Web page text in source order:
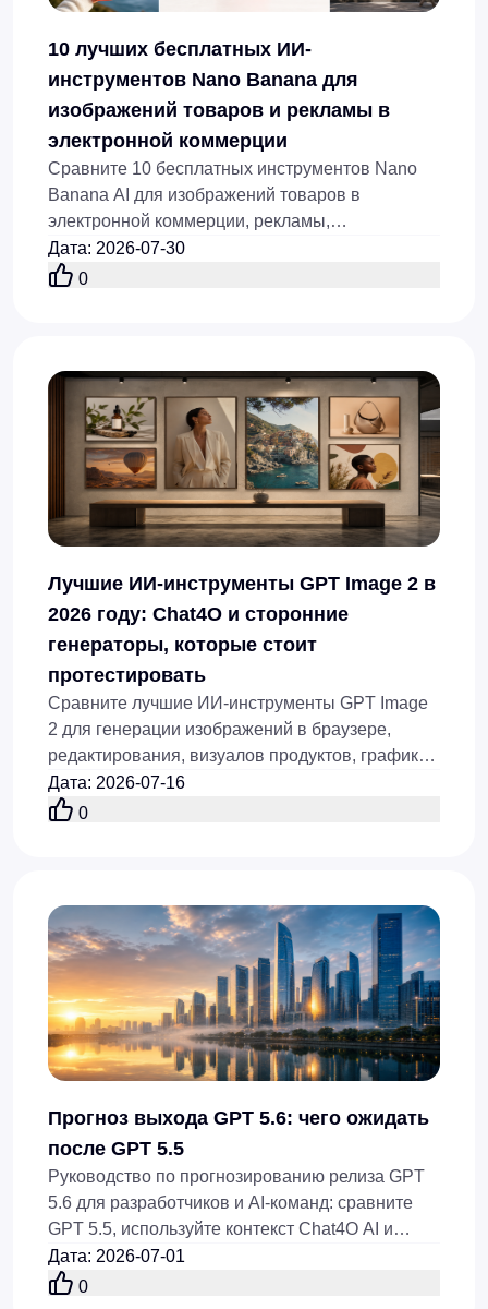
10 лучших бесплатных ИИ-
инструментов Nano Banana для
изображений товаров и рекламы в
электронной коммерции
Сравните 10 бесплатных инструментов Nano
Banana AI для изображений товаров в
электронной коммерции, рекламы,
редактирования фона, UGC-креативов, fashion-
визуалов и быстрой автоматизации
Дата: 2026-07-30
0
Лучшие ИИ‑инструменты GPT Image 2 в
2026 году: Chat4O и сторонние
генераторы, которые стоит
протестировать
Сравните лучшие ИИ‑инструменты GPT Image
2 для генерации изображений в браузере,
редактирования, визуалов продуктов, графики
для соцсетей, референсных изображений и
рабочих процессов через API в 2026 году.
Дата: 2026-07-16
0
Прогноз выхода GPT 5.6: чего ожидать
после GPT 5.5
Руководство по прогнозированию релиза GPT
5.6 для разработчиков и AI-команд: сравните
GPT 5.5, используйте контекст Chat4O AI и
протестируйте рабочие процессы Flaq AI GPT
5.5 API до запуска.
Дата: 2026-07-01
0